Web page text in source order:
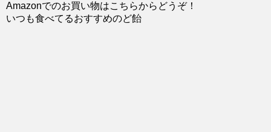
Amazonでのお買い物はこちらからどうぞ！
いつも食べてるおすすめのど飴